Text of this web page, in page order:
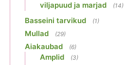
viljapuud ja marjad (14)
Basseini tarvikud (1)
Mullad (29)
Aiakaubad (6)
Amplid (3)